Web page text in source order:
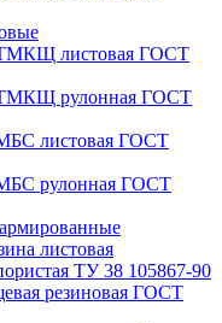
ТМКЩ листовая ГОСТ
ТМКЩ рулонная ГОСТ
листовая ГОСТ
рулонная ГОСТ
листовая
ТУ 38 105867-90
резиновая ГОСТ